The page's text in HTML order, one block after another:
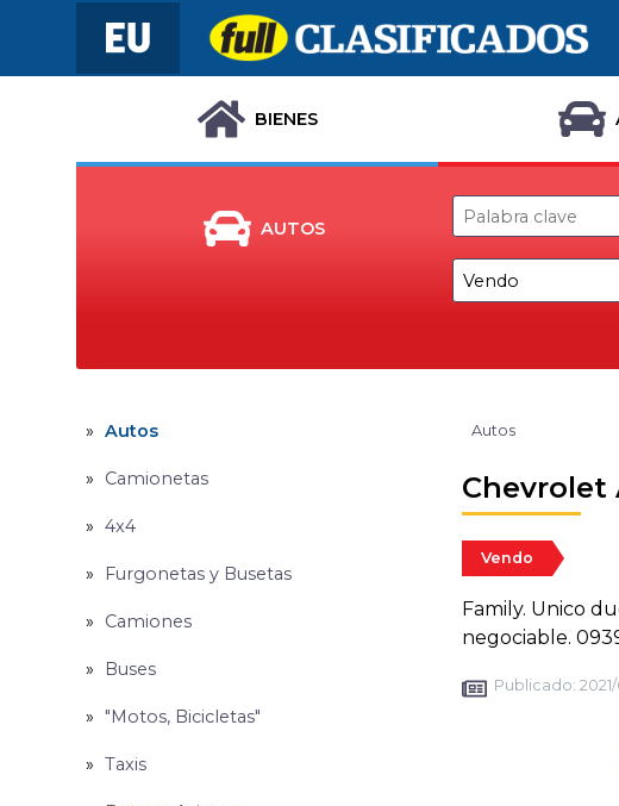
BIENES
AUTOS
Autos
Camionetas
4x4
Furgonetas y Busetas
Camiones
Buses
"Motos, Bicicletas"
Taxis
Autos
Chevrolet
Vendo
Family. Unico
negociable.
Publicado: